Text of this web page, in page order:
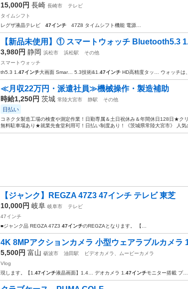
15,000円 長崎 長崎市
テレビ
タイムシフト
レグザ液晶テレビ 47インチ 47Z8 タイムシフト機能 電源…
【新品未使用】① スマートウォッチ Bluetooth5.3
3,980円 静岡 浜松市 浜松駅
その他
スマートウォッチ
th5.3 1. 47インチ大画面 Smar… 5.3技術&1. 47インチ HD高精度タッ… ウォッチは
≪月収22万円・派遣社員≫機械操作・製造補助
時給1,250円 茨城 常陸大宮市 静駅 その他
日払い
コネクタ製造工場の検査や測定作業！日勤専属＆土日祝休み＆年間休日128日★ク
無料駐車場あり★就業先食堂利用可！日払い制度あり！《茨城県常陸大宮市》 人
【ジャンク】REGZA 47Z3 47インチ テレビ 東芝
10,000円 岐阜 岐阜市
テレビ
47インチ
■ジャンク品 REGZA 47Z3 47インチのREGZAとなります。 【…
4K 8MPアクションカメラ 小型ウェアラブルカメラ
5,500円 富山 砺波市 油田駅
ビデオカメラ、ムービーカメラ
Vlog
現します。【1. 47インチ液晶画面】1.4… デオカメラ 1. 47インチモニター搭載 プ…